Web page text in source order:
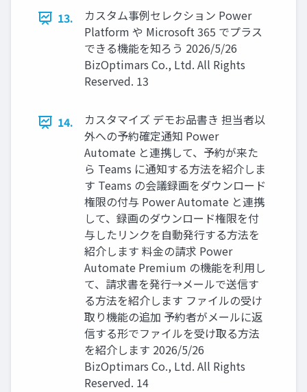
13.
カスタム事例セレクション Power
Platform や Microsoft 365 でプラス
できる機能を知ろう 2026/5/26
BizOptimars Co., Ltd. All Rights
Reserved. 13
14.
カスタマイズ デモお品書き 担当者以
外への予約確定通知 Power
Automate と連携して、予約が来た
ら Teams に通知する方法を紹介しま
す Teams の会議録画をダウンロード
権限の付与 Power Automate と連携
して、録画のダウンロード権限を付
与したリンクを自動発行する方法を
紹介します 料金の請求 Power
Automate Premium の機能を利用し
て、請求書を発行→メールで送信す
る方法を紹介します ファイルの受け
取り機能の追加 予約者がメールに返
信する形でファイルを受け取る方法
を紹介します 2026/5/26
BizOptimars Co., Ltd. All Rights
Reserved. 14